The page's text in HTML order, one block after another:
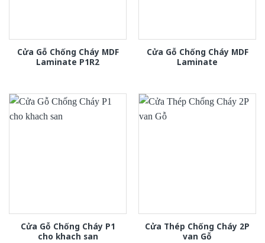
Cửa Gỗ Chống Cháy MDF
Laminate P1R2
Cửa Gỗ Chống Cháy MDF
Laminate
Cửa Gỗ Chống Cháy P1
cho khach san
Cửa Thép Chống Cháy 2P
van Gỗ